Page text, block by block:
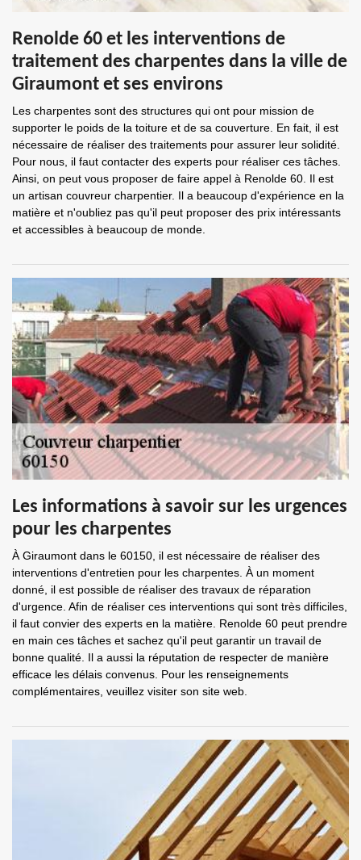
Renolde 60 et les interventions de
traitement des charpentes dans la ville de
Giraumont et ses environs
Les charpentes sont des structures qui ont pour mission de
supporter le poids de la toiture et de sa couverture. En fait, il est
nécessaire de réaliser des traitements pour assurer leur solidité.
Pour nous, il faut contacter des experts pour réaliser ces tâches.
Ainsi, on peut vous proposer de faire appel à Renolde 60. Il est
un artisan couvreur charpentier. Il a beaucoup d'expérience en la
matière et n'oubliez pas qu'il peut proposer des prix intéressants
et accessibles à beaucoup de monde.
Les informations à savoir sur les urgences
pour les charpentes
À Giraumont dans le 60150, il est nécessaire de réaliser des
interventions d'entretien pour les charpentes. À un moment
donné, il est possible de réaliser des travaux de réparation
d'urgence. Afin de réaliser ces interventions qui sont très difficiles,
il faut convier des experts en la matière. Renolde 60 peut prendre
en main ces tâches et sachez qu'il peut garantir un travail de
bonne qualité. Il a aussi la réputation de respecter de manière
efficace les délais convenus. Pour les renseignements
complémentaires, veuillez visiter son site web.